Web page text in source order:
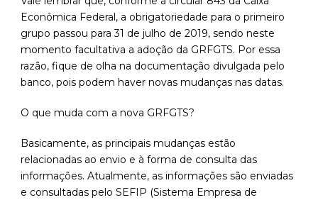
Econômica Federal, a obrigatoriedade para o primeiro
grupo passou para 31 de julho de 2019, sendo neste
momento facultativa a adoção da GRFGTS. Por essa
razão, fique de olha na documentação divulgada pelo
banco, pois podem haver novas mudanças nas datas.
O que muda com a nova GRFGTS?
Basicamente, as principais mudanças estão
relacionadas ao envio e à forma de consulta das
informações. Atualmente, as informações são enviadas
e consultadas pelo SEFIP (Sistema Empresa de